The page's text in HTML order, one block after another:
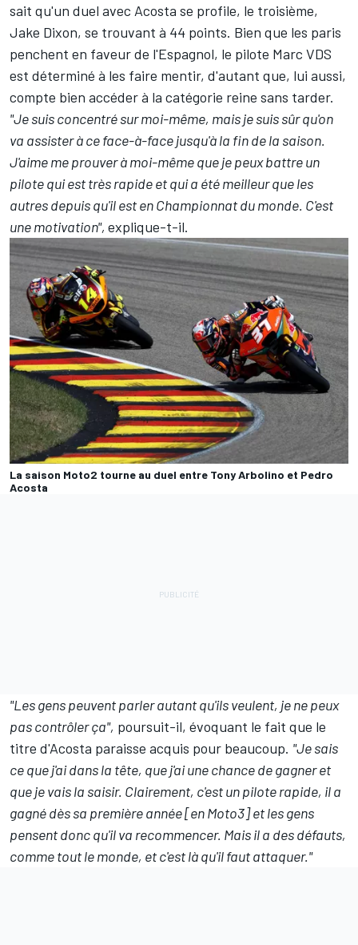
sait qu'un duel avec Acosta se profile, le troisième,
Jake Dixon, se trouvant à 44 points. Bien que les paris
penchent en faveur de l'Espagnol, le pilote Marc VDS
est déterminé à les faire mentir, d'autant que, lui aussi,
compte bien accéder à la catégorie reine sans tarder.
"Je suis concentré sur moi-même, mais je suis sûr qu'on
va assister à ce face-à-face jusqu'à la fin de la saison.
J'aime me prouver à moi-même que je peux battre un
pilote qui est très rapide et qui a été meilleur que les
autres depuis qu'il est en Championnat du monde. C'est
une motivation", explique-t-il.
La saison Moto2 tourne au duel entre Tony Arbolino et Pedro
Acosta
"Les gens peuvent parler autant qu'ils veulent, je ne peux
pas contrôler ça", poursuit-il, évoquant le fait que le
titre d'Acosta paraisse acquis pour beaucoup. "Je sais
ce que j'ai dans la tête, que j'ai une chance de gagner et
que je vais la saisir. Clairement, c'est un pilote rapide, il a
gagné dès sa première année [en Moto3] et les gens
pensent donc qu'il va recommencer. Mais il a des défauts,
comme tout le monde, et c'est là qu'il faut attaquer."